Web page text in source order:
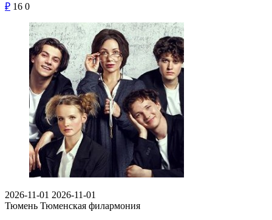
₽ 16 0
2026-11-01 2026-11-01
Тюмень Тюменская филармония